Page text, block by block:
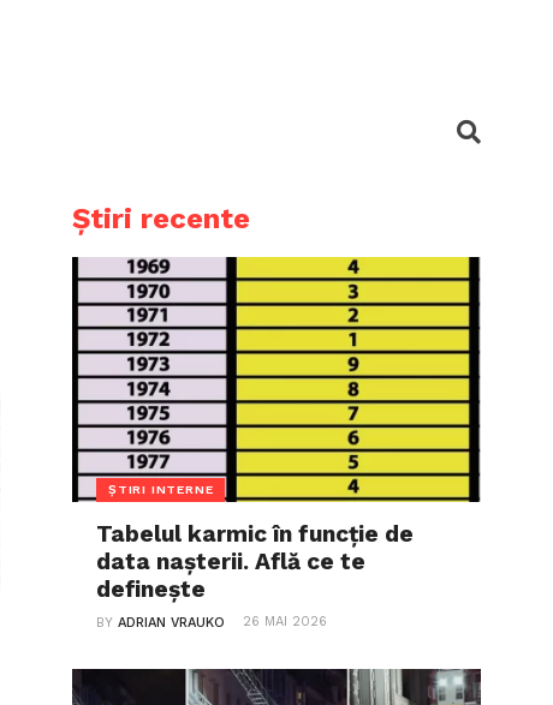
Știri recente
ȘTIRI INTERNE
Tabelul karmic în funcție de
data nașterii. Află ce te
definește
BYADRIAN VRAUKO 26 MAI 2026